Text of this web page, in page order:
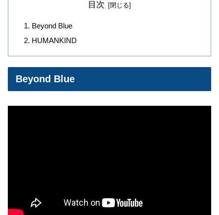
目次
Beyond Blue
HUMANKIND
Beyond Blue